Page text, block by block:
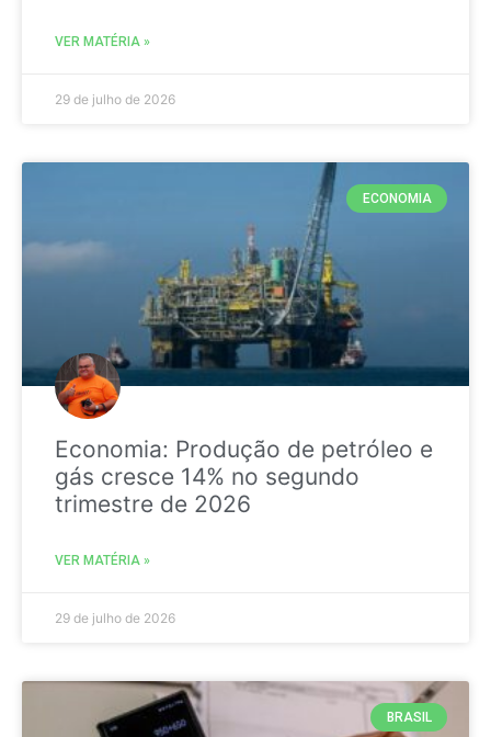
VER MATÉRIA »
29 de julho de 2026
ECONOMIA
Economia: Produção de petróleo e
gás cresce 14% no segundo
trimestre de 2026
VER MATÉRIA »
29 de julho de 2026
BRASIL